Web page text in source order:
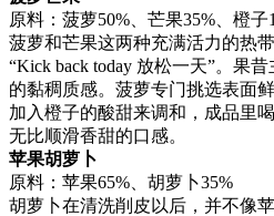
原料：菠萝50%、芒果35%、橙子
菠萝和芒果这两种充满活力的热
“Kick back today 放松一天”。果
的黏稠质感。菠萝专门挑选表面
加入橙子的酸甜来调和，成品里
无比顺滑香甜的口感。
苹果胡萝卜
原料：苹果65%、胡萝卜35%
胡萝卜在清洗削皮以后，并不像